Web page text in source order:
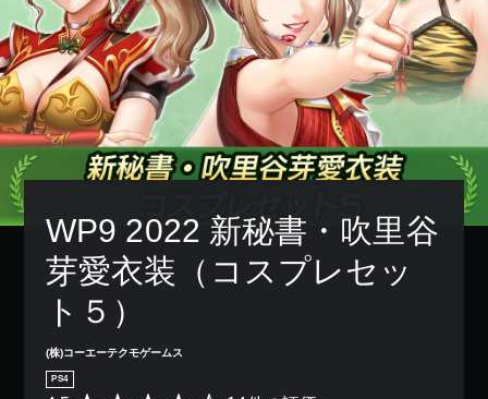
WP9 2022 新秘書・吹里谷
芽愛衣装（コスプレセッ
ト５）
(株)コーエーテクモゲームス
PS4